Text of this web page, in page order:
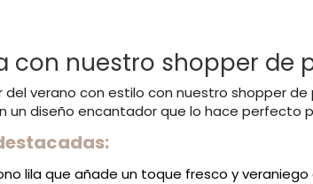
con nuestro shopper de
verano con estilo con nuestro shopper
un diseño encantador que lo hace perfecto
lila que añade un toque fresco y veraniego